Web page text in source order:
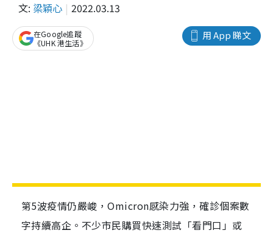
文: 梁穎心 2022.03.13
用 App 睇文
在Google追蹤
《UHK 港生活》
第5波疫情仍嚴峻，Omicron感染力強，確診個案數
字持續高企。不少市民購買快速測試「看門口」或